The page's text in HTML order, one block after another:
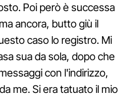
Poi però è successa
ancora, butto giù il
caso lo registro. Mi
sua da sola, dopo che
con l'indirizzo,
me. Si era tatuato il mio